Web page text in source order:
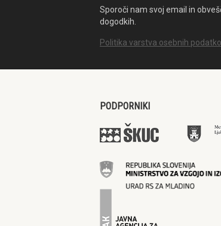
Sporoči nam svoj email in
dogodkih.
Politika varstva osebnih
PODPORNIKI